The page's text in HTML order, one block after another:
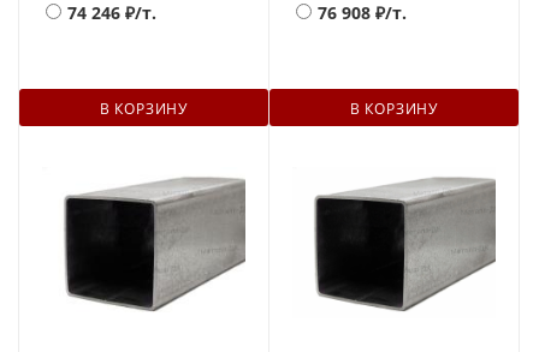
74 246 ₽/т.
В КОРЗИНУ
76 908 ₽/т.
В КОРЗИНУ